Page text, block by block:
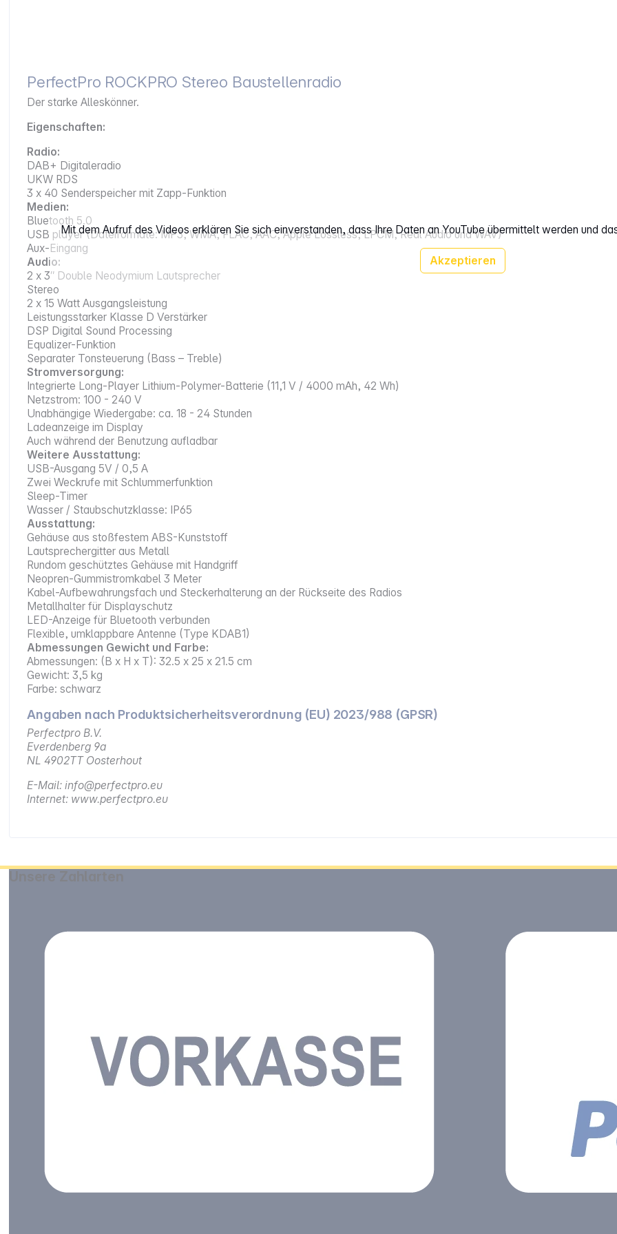
Mit dem Aufruf des Videos erklären Sie sich einverstanden, dass Ihre Daten an YouTube übermittelt werden und
Akzeptieren
PerfectPro ROCKPRO Stereo Baustellenradio
Der starke Alleskönner.
Eigenschaften:
Radio:
DAB+ Digitaleradio
UKW RDS
3 x 40 Senderspeicher mit Zapp-Funktion
Medien:
Bluetooth 5.0
USB player (Dateiformate: MP3, WMA, FLAC, AAC, Apple Lossless, LPCM, Real Audio und WAV)
Aux-Eingang
Audio:
2 x 3″ Double Neodymium Lautsprecher
Stereo
2 x 15 Watt Ausgangsleistung
Leistungsstarker Klasse D Verstärker
DSP Digital Sound Processing
Equalizer-Funktion
Separater Tonsteuerung (Bass – Treble)
Stromversorgung:
Integrierte Long-Player Lithium-Polymer-Batterie (11,1 V / 4000 mAh, 42 Wh)
Netzstrom: 100 - 240 V
Unabhängige Wiedergabe: ca. 18 - 24 Stunden
Ladeanzeige im Display
Auch während der Benutzung aufladbar
Weitere Ausstattung:
USB-Ausgang 5V / 0,5 A
Zwei Weckrufe mit Schlummerfunktion
Sleep-Timer
Wasser / Staubschutzklasse: IP65
Ausstattung:
Gehäuse aus stoßfestem ABS-Kunststoff
Lautsprechergitter aus Metall
Rundom geschütztes Gehäuse mit Handgriff
Neopren-Gummistromkabel 3 Meter
Kabel-Aufbewahrungsfach und Steckerhalterung an der Rückseite des Radios
Metallhalter für Displayschutz
LED-Anzeige für Bluetooth verbunden
Flexible, umklappbare Antenne (Type KDAB1)
Abmessungen Gewicht und Farbe:
Abmessungen: (B x H x T): 32.5 x 25 x 21.5 cm
Gewicht: 3,5 kg
Farbe: schwarz
Angaben nach Produktsicherheitsverordnung (EU) 2023/988 (GPSR)
Perfectpro B.V.
Everdenberg 9a
NL 4902TT Oosterhout
E-Mail: info@perfectpro.eu
Internet: www.perfectpro.eu